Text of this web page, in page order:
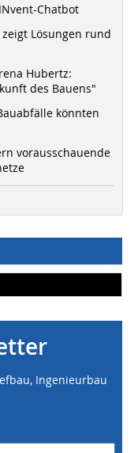
Chatbot
zeigt Lösungen rund
Hubertz:
des Bauens"
könnten
vorausschauende
Ingenieurbau